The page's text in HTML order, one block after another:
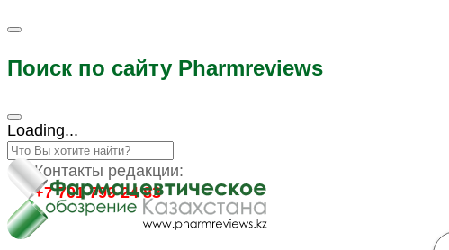
Поиск по сайту Pharmreviews
Loading...
Контакты редакции:
+7 701 799 24 83